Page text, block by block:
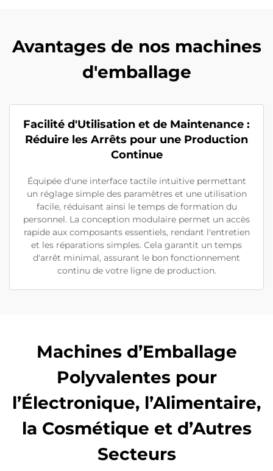
Avantages de nos machines
d'emballage
Facilité d'Utilisation et de Maintenance :
Réduire les Arrêts pour une Production
Continue
Équipée d'une interface tactile intuitive permettant
un réglage simple des paramètres et une utilisation
facile, réduisant ainsi le temps de formation du
personnel. La conception modulaire permet un accès
rapide aux composants essentiels, rendant l'entretien
et les réparations simples. Cela garantit un temps
d'arrêt minimal, assurant le bon fonctionnement
continu de votre ligne de production.
Machines d’Emballage
Polyvalentes pour
l’Électronique, l’Alimentaire,
la Cosmétique et d’Autres
Secteurs